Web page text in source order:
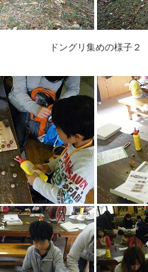
ドングリ集めの様子２